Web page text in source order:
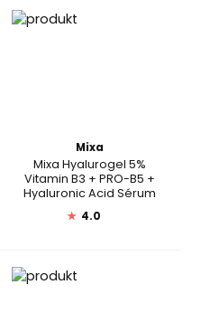
Mixa
Mixa Hyalurogel 5%
Vitamin B3 + PRO-B5 +
Hyaluronic Acid Sérum
★ 4.0